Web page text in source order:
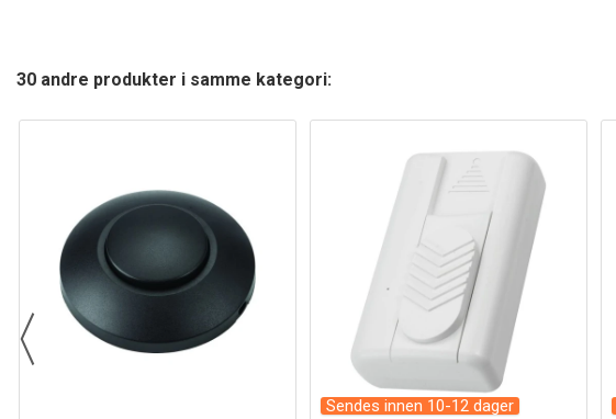
30 andre produkter i samme kategori:
Sendes innen 10-12 dager